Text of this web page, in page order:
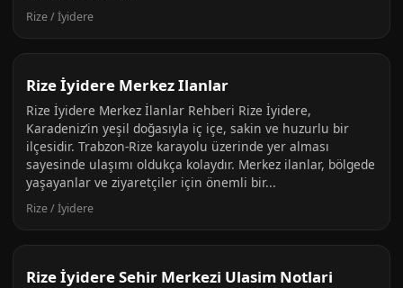
Rize / İyidere
Rize İyidere Merkez Ilanlar
Rize İyidere Merkez İlanlar Rehberi Rize İyidere,
Karadeniz’in yeşil doğasıyla iç içe, sakin ve huzurlu bir
ilçesidir. Trabzon-Rize karayolu üzerinde yer alması
sayesinde ulaşımı oldukça kolaydır. Merkez ilanlar, bölgede
yaşayanlar ve ziyaretçiler için önemli bir...
Rize / İyidere
Rize İyidere Sehir Merkezi Ulasim Notlari